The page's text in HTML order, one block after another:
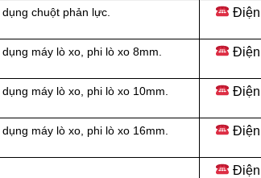
chuột phản lực. Điện
máy lò xo, phi lò xo 8mm. Điện
máy lò xo, phi lò xo 10mm.
Điện
máy lò xo, phi lò xo 16mm.
Điện
Điện